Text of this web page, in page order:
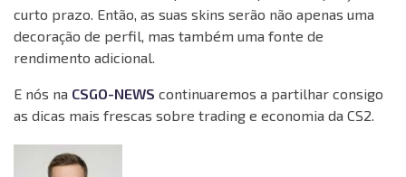
curto prazo. Então, as suas skins serão não apenas uma
decoração de perfil, mas também uma fonte de
rendimento adicional.
E nós na CSGO-NEWS continuaremos a partilhar consigo
as dicas mais frescas sobre trading e economia da CS2.